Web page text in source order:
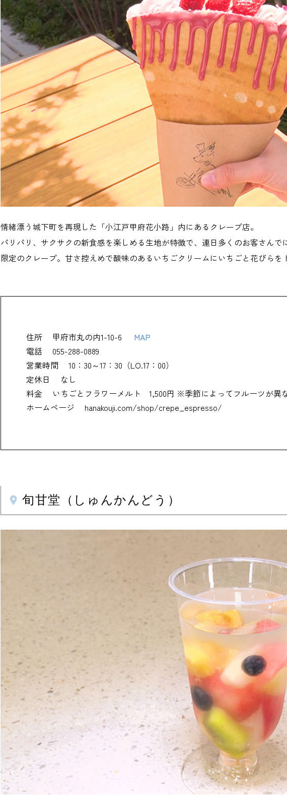
情緒漂う城下町を再現した「小江戸甲府花小路」内にあるクレープ店。
パリパリ、サクサクの新食感を楽しめる生地が特徴で、連日多くのお客さん
限定のクレープ。甘さ控えめで酸味のあるいちごクリームにいちごと花びら
住所 甲府市丸の内1-10-6
MAP
電話
055-288-0889
営業時間
10：30～17：30（LO.17：00）
定休日
なし
料金
いちごとフラワーメルト 1,500円 ※季節によってフルーツが異
ホームページ
hanakouji.com/shop/crepe_espresso/
旬甘堂（しゅんかんどう）